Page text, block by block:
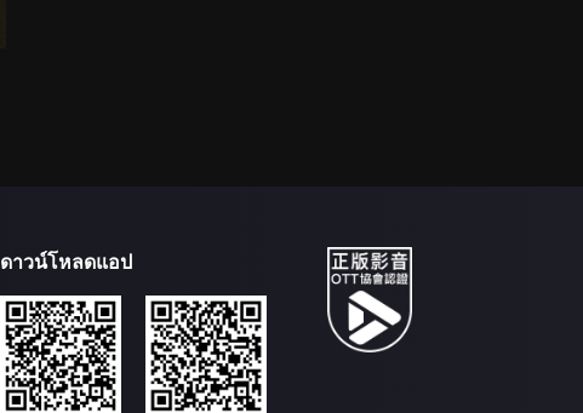
ดาวน์โหลดแอป